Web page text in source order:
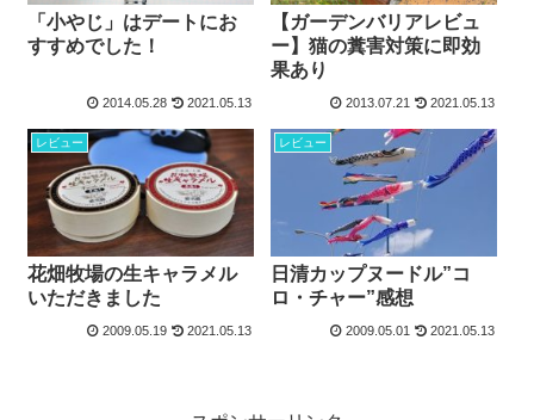
「小やじ」はデートにお
すすめでした！
2014.05.28 2021.05.13
【ガーデンバリアレビュ
ー】猫の糞害対策に即効
果あり
2013.07.21 2021.05.13
レビュー
花畑牧場の生キャラメル
いただきました
2009.05.19 2021.05.13
レビュー
日清カップヌードル”コ
ロ・チャー”感想
2009.05.01 2021.05.13